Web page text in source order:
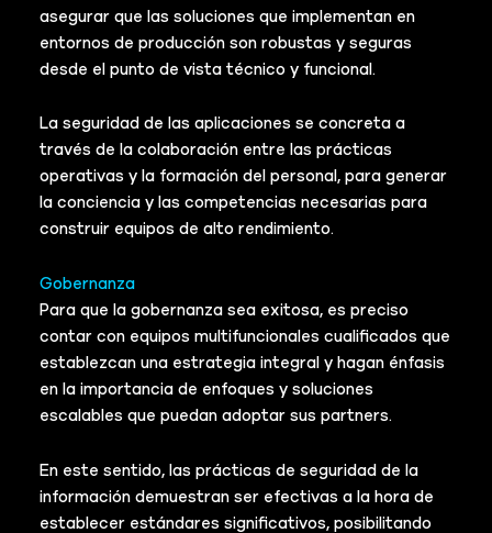
asegurar que las soluciones que implementan en
entornos de producción son robustas y seguras
desde el punto de vista técnico y funcional.
La seguridad de las aplicaciones se concreta a
través de la colaboración entre las prácticas
operativas y la formación del personal, para generar
la conciencia y las competencias necesarias para
construir equipos de alto rendimiento.
Gobernanza
Para que la gobernanza sea exitosa, es preciso
contar con equipos multifuncionales cualificados que
establezcan una estrategia integral y hagan énfasis
en la importancia de enfoques y soluciones
escalables que puedan adoptar sus partners.
En este sentido, las prácticas de seguridad de la
información demuestran ser efectivas a la hora de
establecer estándares significativos, posibilitando